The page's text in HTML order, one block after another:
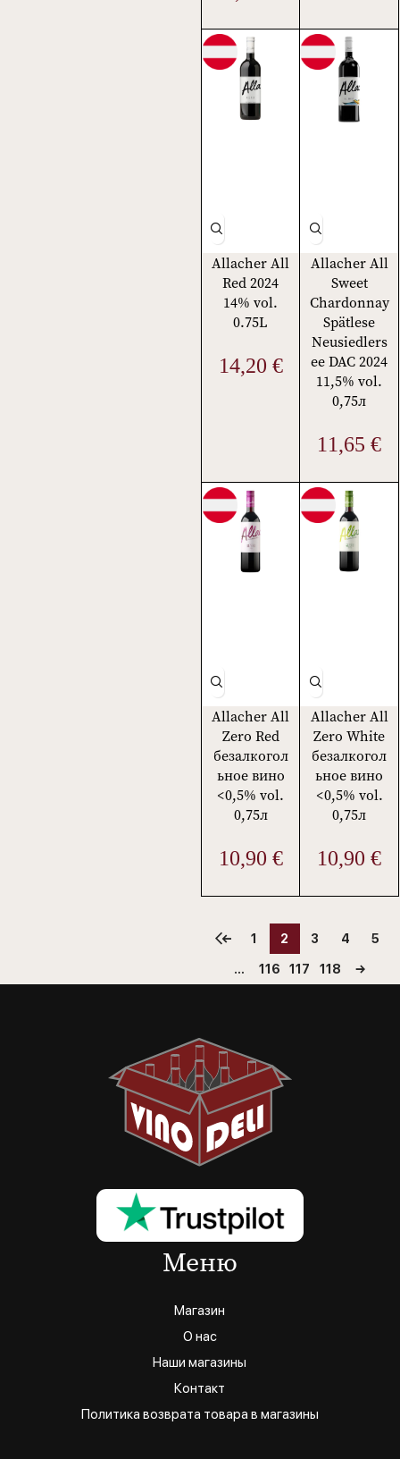
Allacher All
Red 2024
14% vol.
0.75L
14,20 €
Allacher All
Sweet
Chardonnay
Spätlese
Neusiedlers
ee DAC 2024
11,5% vol.
0,75л
11,65€
Allacher All
Zero Red
безалкогол
ьное вино
<0,5% vol.
0,75л
10,90 €
Allacher All
Zero White
безалкогол
ьное вино
<0,5% vol.
0,75л
10,90€
← 1 2 3 4 5
… 116 117 118 →
Меню
Магазин
О нас
Наши магазины
Контакт
Политика возврата товара в магазины